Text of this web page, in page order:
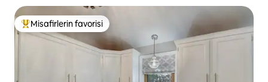
Misafirlerin favorilerinden en beğenilenler arasında
Misafirlerin favorisi